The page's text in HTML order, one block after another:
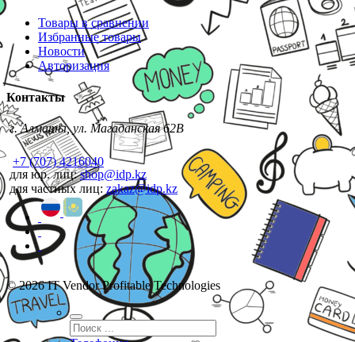
Товары в сравнении
Избранные товары
Новости
Авторизация
Контакты
г. Алматы, ул. Магаданская 62В
+7 (707) 4216040
для юр. лиц:shop@idp.kz
для частных лиц: zakaz@idp.kz
© 2026 IT Vendor Profitable Technologies